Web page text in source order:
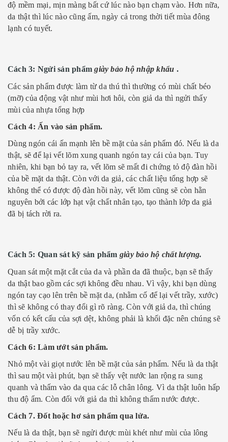
độ mềm mại, mịn màng bất cứ lúc nào bạn chạm vào. Hơn nữa,
da thật thì lúc nào cũng ấm, ngày cả trong thời tiết mùa đông
lạnh có tuyết.
Cách 3: Ngửi sản phẩmgiày bảo hộ nhập khẩu .
Các sản phẩm được làm từ da thú thì thường có mùi chất béo
(mỡ) của động vật như mùi hơi hôi, còn giả da thì ngửi thấy
mùi của nhựa tổng hợp
Cách 4: Ấn vào sản phẩm.
Dùng ngón cái ấn mạnh lên bề mặt của sản phẩm đó. Nếu là da
thật, sẽ để lại vết lõm xung quanh ngón tay cái của bạn. Tuy
nhiên, khi bạn bỏ tay ra, vết lõm sẽ mất đi chứng tỏ độ đàn hồi
của bề mặt da thật. Còn với da giả, các chất liệu tổng hợp sẽ
không thể có được độ đàn hồi này, vết lõm cũng sẽ còn hằn
nguyên bởi các lớp hạt vật chất nhân tạo, tạo thành lớp da giả
đã bị tách rời ra.
Cách 5: Quan sát kỹ sản phẩm giày bảo hộ chất lượng.
Quan sát một mặt cắt của da và phần da đã thuộc, bạn sẽ thấy
da thật bao gồm các sợi không đều nhau. Vì vậy, khi bạn dùng
ngón tay cạo lên trên bề mặt da, (nhằm cố để lại vết trầy, xước)
thì sẽ không có thay đổi gì rõ ràng. Còn với giả da, thì chúng
vốn có kết cấu của sợi dệt, không phải là khối đặc nên chúng sẽ
dễ bị trầy xước.
Cách 6: Làm ướt sản phẩm.
Nhỏ một vài giọt nước lên bề mặt của sản phẩm. Nếu là da thật
thì sau một vài phút, bạn sẽ thấy vệt nước lan rộng ra sung
quanh và thấm vào da qua các lỗ chân lông. Vì da thật luôn hấp
thu độ ẩm. Còn đối với giả da thì không thấm nước được.
Cách 7. Đốt hoặc hơ sản phẩm qua lửa.
Nếu là da thật, bạn sẽ ngửi được mùi khét như mùi của lông